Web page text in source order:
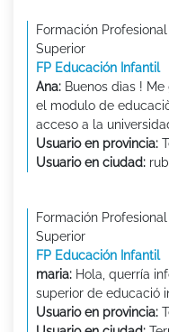
Formación
Superior
FP Educación Infantil
Ana: Buenos dìas !
el modulo de
acceso a la
Usuario en provincia:
Usuario en ciudad:
Formación
Superior
FP Educación Infantil
maria: Hola, querría
superior de educació
Usuario en provincia: